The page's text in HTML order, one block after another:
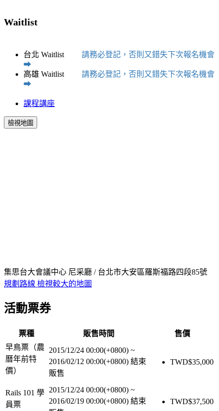
Waitlist
台北 Waitlist 請務必登記，否則又錯失下次報名機會
➡
高雄 Waitlist 請務必登記，否則又錯失下次報名機會
➡
課程講座
檢視地圖
集思台大會議中心 尼采廳 / 台北市大安區羅斯福路四段85號
規劃路線 檢視較大的地圖
活動票券
票種 販售時間
售價
早鳥票（農
曆年前特
價）
2015/12/24 00:00(+0800) ~
2016/02/12 00:00(+0800) 結束
販售
TWD$35,000
Rails 101 學
員票
2015/12/24 00:00(+0800) ~
2016/02/19 00:00(+0800) 結束
TWD$37,500